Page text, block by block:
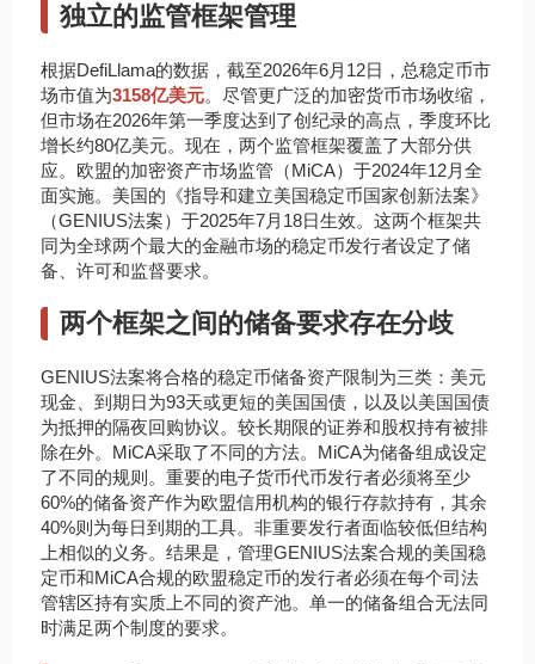
独立的监管框架管理
根据DefiLlama的数据，截至2026年6月12日，总稳定币市
场市值为3158亿美元。尽管更广泛的加密货币市场收缩，
但市场在2026年第一季度达到了创纪录的高点，季度环比
增长约80亿美元。现在，两个监管框架覆盖了大部分供
应。欧盟的加密资产市场监管（MiCA）于2024年12月全
面实施。美国的《指导和建立美国稳定币国家创新法案》
（GENIUS法案）于2025年7月18日生效。这两个框架共
同为全球两个最大的金融市场的稳定币发行者设定了储
备、许可和监督要求。
两个框架之间的储备要求存在分歧
GENIUS法案将合格的稳定币储备资产限制为三类：美元
现金、到期日为93天或更短的美国国债，以及以美国国债
为抵押的隔夜回购协议。较长期限的证券和股权持有被排
除在外。MiCA采取了不同的方法。MiCA为储备组成设定
了不同的规则。重要的电子货币代币发行者必须将至少
60%的储备资产作为欧盟信用机构的银行存款持有，其余
40%则为每日到期的工具。非重要发行者面临较低但结构
上相似的义务。结果是，管理GENIUS法案合规的美国稳
定币和MiCA合规的欧盟稳定币的发行者必须在每个司法
管辖区持有实质上不同的资产池。单一的储备组合无法同
时满足两个制度的要求。